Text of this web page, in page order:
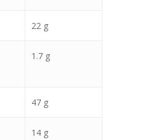
22 g
1.7 g
47 g
14 g